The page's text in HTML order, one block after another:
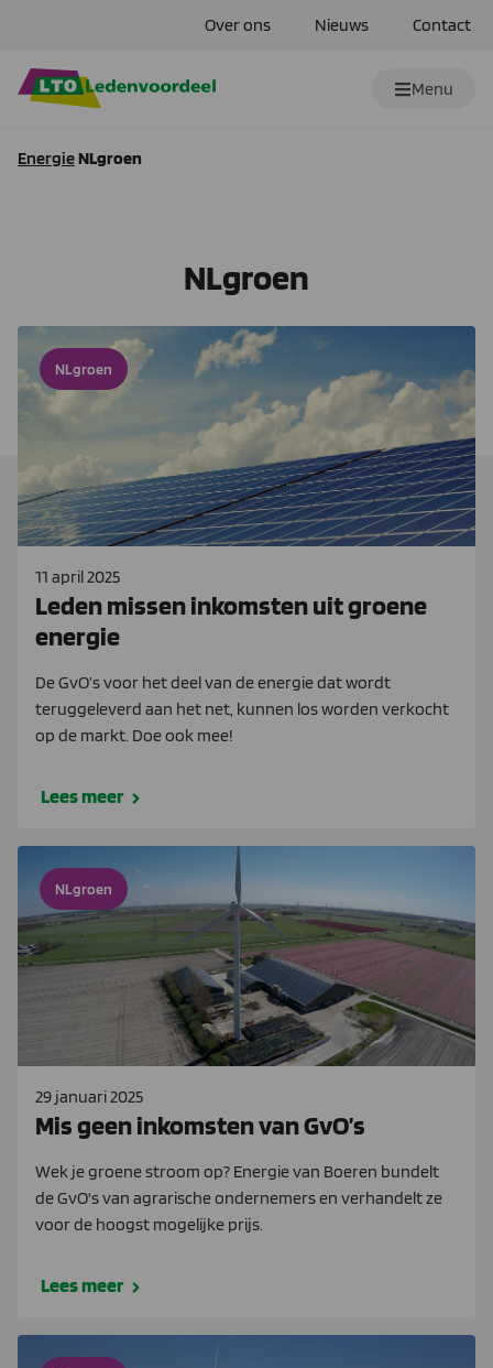
Over ons Nieuws Contact
Menu
EnergieNLgroen
NLgroen
NLgroen
11 april 2025
Leden missen inkomsten uit groene
energie
De GvO’s voor het deel van de energie dat wordt
teruggeleverd aan het net, kunnen los worden verkocht
op de markt. Doe ook mee!
Lees meer
NLgroen
29 januari 2025
Mis geen inkomsten van GvO’s
Wek je groene stroom op? Energie van Boeren bundelt
de GvO's van agrarische ondernemers en verhandelt ze
voor de hoogst mogelijke prijs.
Lees meer